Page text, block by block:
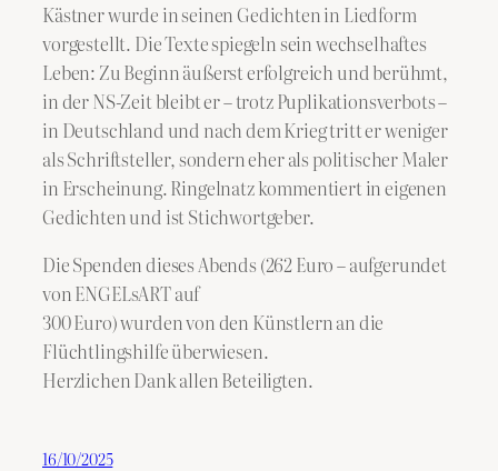
Kästner wurde in seinen Gedichten in Liedform
vorgestellt. Die Texte spiegeln sein wechselhaftes
Leben: Zu Beginn äußerst erfolgreich und berühmt,
in der NS-Zeit bleibt er – trotz Puplikationsverbots –
in Deutschland und nach dem Krieg tritt er weniger
als Schriftsteller, sondern eher als politischer Maler
in Erscheinung. Ringelnatz kommentiert in eigenen
Gedichten und ist Stichwortgeber.
Die Spenden dieses Abends (262 Euro – aufgerundet
von ENGELsART auf
300 Euro) wurden von den Künstlern an die
Flüchtlingshilfe überwiesen.
Herzlichen Dank allen Beteiligten.
16/10/2025